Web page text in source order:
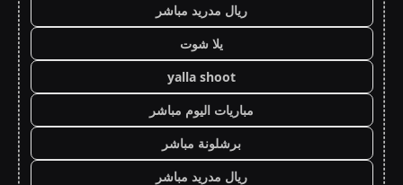
ريال مدريد مباشر
يلا شوت
yalla shoot
مباريات اليوم مباشر
برشلونة مباشر
ريال مدريد مباشر